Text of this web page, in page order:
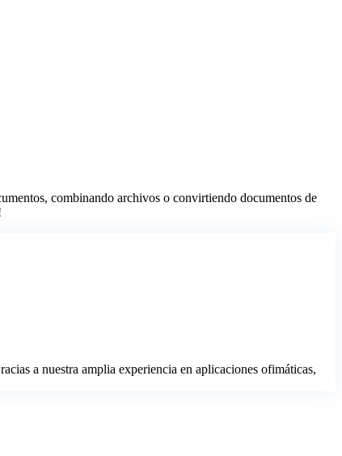
combinando archivos o convirtiendo documentos de
a nuestra amplia experiencia en aplicaciones ofimáticas,